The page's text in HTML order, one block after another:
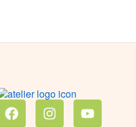
FacebookInstagramYoutube